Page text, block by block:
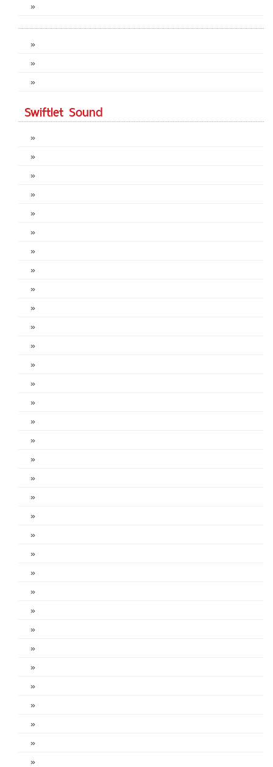
»
»
»
»
Swiftlet Sound
»
»
»
»
»
»
»
»
»
»
»
»
»
»
»
»
»
»
»
»
»
»
»
»
»
»
»
»
»
»
»
»
»
»